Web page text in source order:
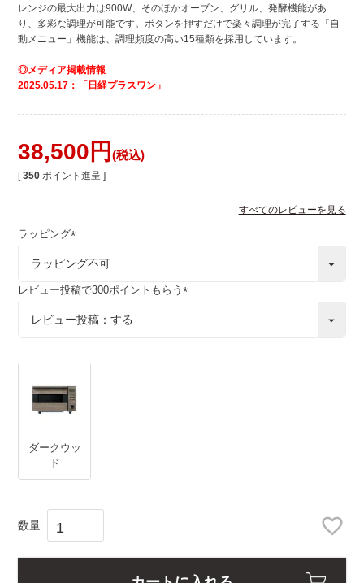
レンジの最大出力は900W、そのほかオーブン、グリル、発酵機能があ
り、多彩な調理が可能です。ボタンを押すだけで楽々調理が完了する「自
動メニュー」機能は、調理頻度の高い15種類を採用しています。
◎メディア掲載情報
2025.05.17：「日経プラスワン」
38,500 税込
[ 350 ポイント進呈 ]
すべてのレビューを見る
ラッピング
必
須
レビュー投稿で300ポイントもらう
ダークウッ
ド